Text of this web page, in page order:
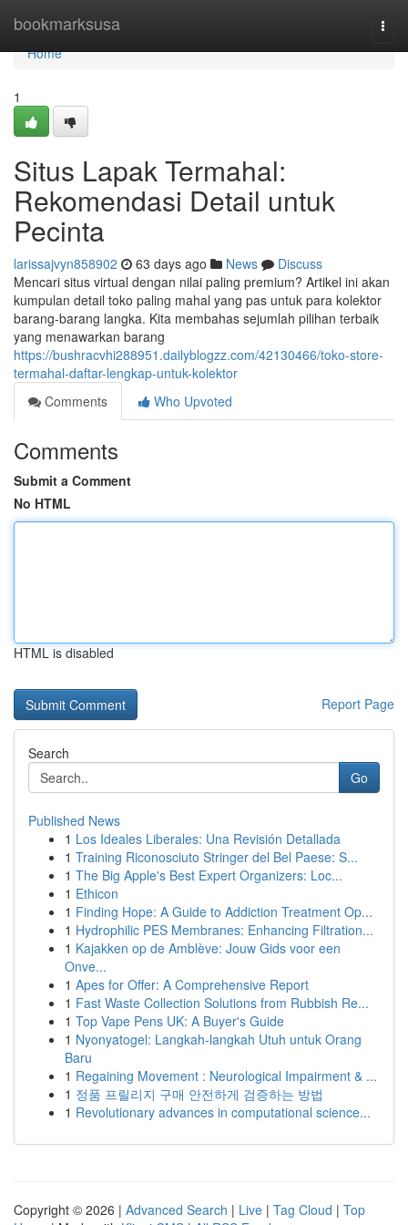
bookmarksusa
Home
Home
1
Situs Lapak Termahal:
Rekomendasi Detail untuk
Pecinta
larissajvyn858902 63 days ago News
Discuss
Mencari situs virtual dengan nilai paling premium? Artikel ini akan
kumpulan detail toko paling mahal yang pas untuk para kolektor
barang-barang langka. Kita membahas sejumlah pilihan terbaik
yang menawarkan barang
https://bushracvhi288951.dailyblogzz.com/42130466/toko-store-
termahal-daftar-lengkap-untuk-kolektor
Comments
Who Upvoted
Comments
Submit a Comment
No HTML
HTML is disabled
Report Page
Search
Go
Published News
1 Los Ideales Liberales: Una Revisión Detallada
1 Training Riconosciuto Stringer del Bel Paese: S...
1 The Big Apple's Best Expert Organizers: Loc...
1 Ethicon
1 Finding Hope: A Guide to Addiction Treatment Op...
1 Hydrophilic PES Membranes: Enhancing Filtration...
1 Kajakken op de Amblève: Jouw Gids voor een
Onve...
1 Apes for Offer: A Comprehensive Report
1 Fast Waste Collection Solutions from Rubbish Re...
1 Top Vape Pens UK: A Buyer's Guide
1 Nyonyatogel: Langkah-langkah Utuh untuk Orang
Baru
1 Regaining Movement : Neurological Impairment & ...
1 정품 프릴리지 구매 안전하게 검증하는 방법
1 Revolutionary advances in computational science...
Copyright © 2026 | Advanced Search | Live | Tag Cloud | Top